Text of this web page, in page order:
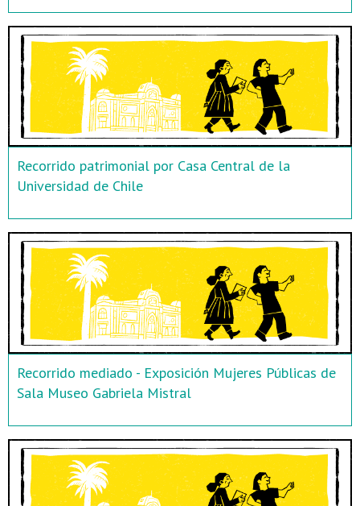
Recorrido patrimonial por Casa Central de la
Universidad de Chile
Recorrido mediado - Exposición Mujeres Públicas de
Sala Museo Gabriela Mistral